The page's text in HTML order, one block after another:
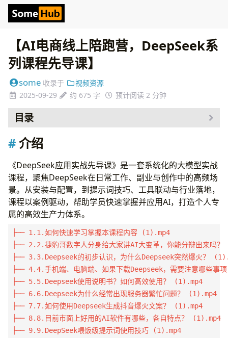
【AI电商线上陪跑营，DeepSeek系
列课程先导课】
some 收录于
视频资源
2025-09-29
约 675 字 预计阅读 2 分钟
目录
介绍
资源
介绍
《DeepSeek应用实战先导课》是一套系统化的大模型实战
课程，聚焦DeepSeek在日常工作、副业与创作中的高频场
景。从安装与配置，到提示词技巧、工具联动与行业落地，
课程以案例驱动，帮助学员快速掌握并应用AI，打造个人专
属的高效生产力体系。
├── 1.1.如何快速学习掌握本课程内容 (1).mp4
├── 2.2.捷豹哥数字人分身给大家讲AI大变革，你能分辩出来吗
├── 3.3.Deepseek的初步认识，为什么Deepseek突然爆火？
├── 4.4.手机端、电脑端、如果下载Deepseek，需要注意哪些事
├── 5.5.Deepseek使用说明书？如何高效使用？ (1).mp4
├── 6.6.Deepseek为什么经常出现服务器繁忙问题？ (1).mp4
├── 7.7.如何使用Deepseek生成抖音爆火文案？ (1).mp4
├── 8.8.目前市面上好用的AI软件有哪些，各自特点？ (1).mp4
├── 9.9.DeepSeek喂饭级提示词使用技巧 (1).mp4